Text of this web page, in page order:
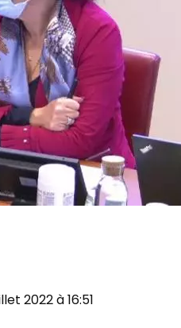
2022 à 16:51